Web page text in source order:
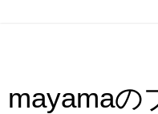
mayamaの